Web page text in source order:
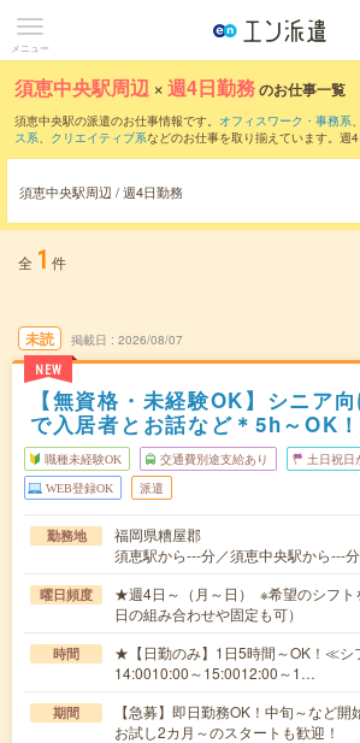
メニュー
須恵中央駅周辺 ×週4日勤務のお仕事一覧
須恵中央駅の派遣のお仕事情報です。 オフィスワーク・事務系、
ス系、 クリエイティブ系などのお仕事を取り揃えています。週
須恵中央駅周辺 / 週4日勤務
全 1 件
未読
NEW
掲載日 2026/08/07
【無資格・未経験OK】シニア
で入居者とお話など＊5h～OK！
職種未経験OK 交通費別途支給あり 土日祝日
WEB登録OK 派遣
勤務地
福岡県糟屋郡
須恵駅から---分／須恵中央駅から---
曜日頻度
★週4日～（月～日） ※希望のシフト
日の組み合わせや固定も可）
時間
★【日勤のみ】1日5時間～OK！≪シ
14:0010:00～15:0012:00～1…
期間
【急募】即日勤務OK！中旬～など
お試し2カ月～のスタートも歓迎！